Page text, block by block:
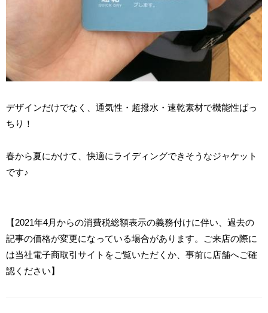
デザインだけでなく、通気性・超撥水・速乾素材で機能性ばっ
ちり！
春から夏にかけて、快適にライディングできそうなジャケット
です♪
【2021年4月からの消費税総額表示の義務付けに伴い、過去の
記事の価格が変更になっている場合があります。ご来店の際に
は当社電子商取引サイトをご覧いただくか、事前に店舗へご確
認ください】